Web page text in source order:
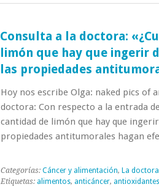
Consulta a la doctora:
limón que hay que ingerir
las propiedades
Hoy nos escribe Olga: naked pics of
doctora: Con respecto a la entrada
cantidad de limón que hay que
propiedades antitumorales hagan
Categorías: Cáncer y alimentación, La
Etiquetas: alimentos, anticáncer, antioxidantes